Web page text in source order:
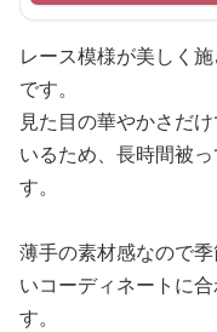
レース模様が美しく
です。
見た目の華やかさだ
いるため、長時間被
す。
薄手の素材感なので
いコーディネートに
す。